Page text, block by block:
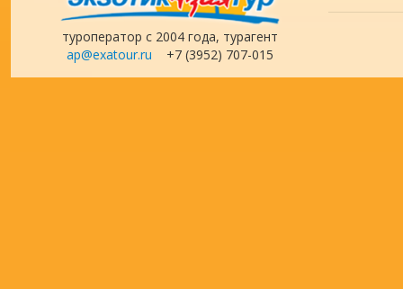
туроператор с 2004 года, турагент
ap@exatour.ru +7 (3952) 707-015